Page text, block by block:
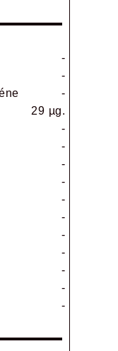
-
-
-
29 µg.
-
-
-
-
-
-
-
-
-
-
-